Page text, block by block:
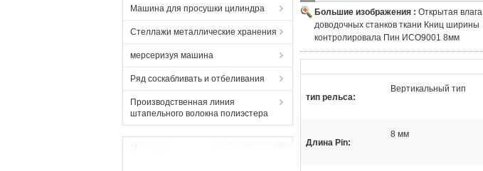
Машина для просушки цилиндра
Стеллажи металлические хранения
мерсеризуя машина
Ряд соскабливать и отбеливания
Производственная линия
штапельного волокна полиэстера
Большие изображения : Открытая влага
доводочных станков ткани Книц ширины
контролировала Пин ИСО9001 8мм
тип рельса:
Вертикальный тип
Длина Pin:
8 мм